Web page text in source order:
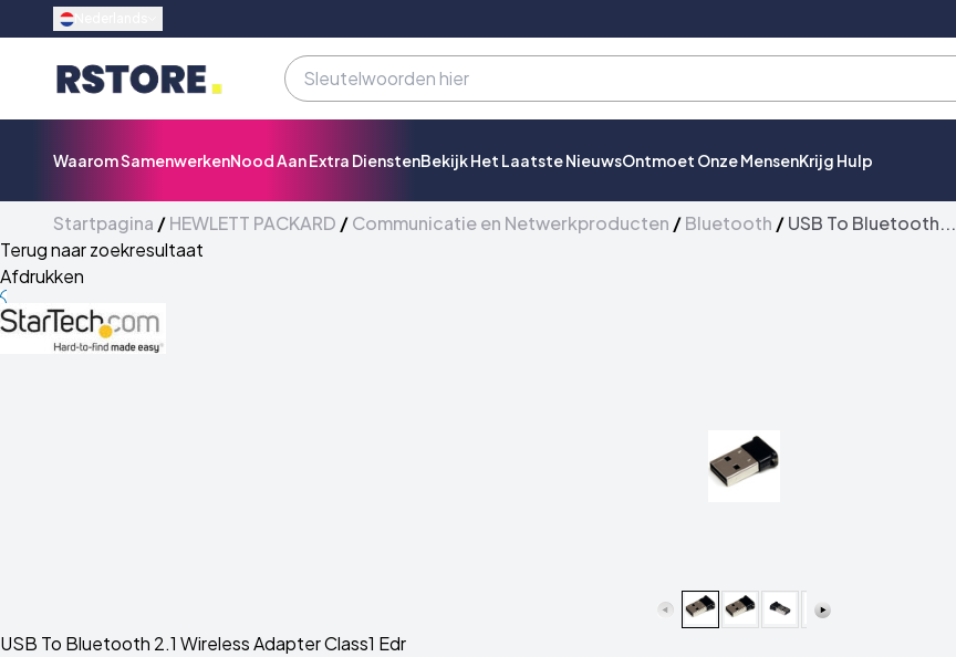
Waarom SamenwerkenNood Aan Extra DienstenBekijk Het Laatste NieuwsOntmoet Onze MensenKrijg Hulp
Startpagina /HEWLETT PACKARD /Communicatie en Netwerkproducten /Bluetooth /USB To Bluetooth...
Terug naar zoekresultaat
Afdrukken
USB To Bluetooth 2.1 Wireless Adapter Class1 Edr